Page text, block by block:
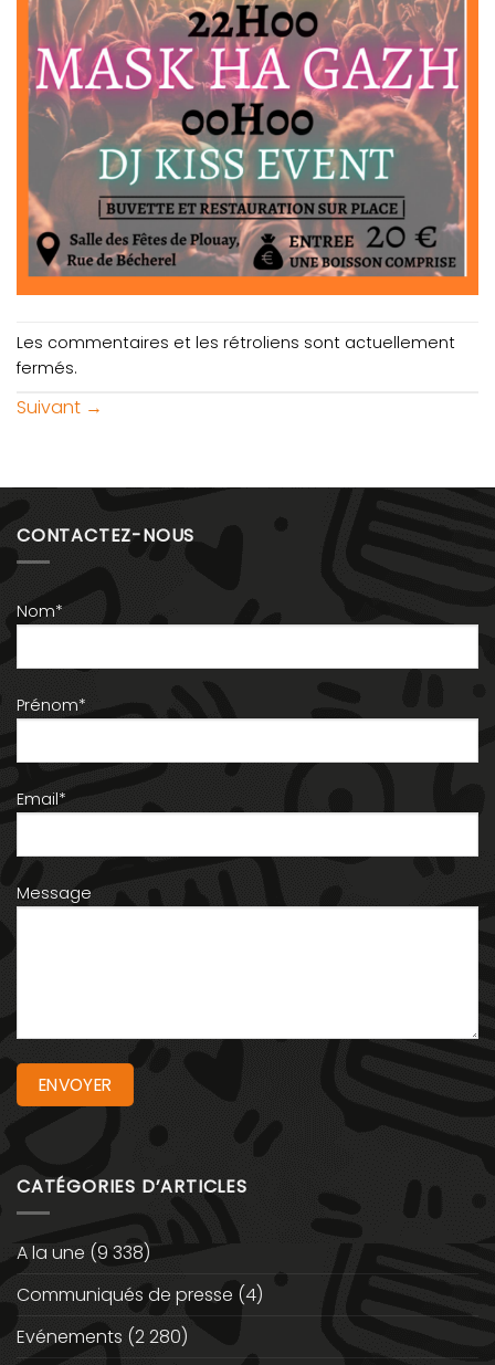
Les commentaires et les rétroliens sont actuellement
fermés.
Suivant →
CONTACTEZ-NOUS
Nom*
Prénom*
Email*
Message
CATÉGORIES D’ARTICLES
A la une (9 338)
Communiqués de presse (4)
Evénements (2 280)